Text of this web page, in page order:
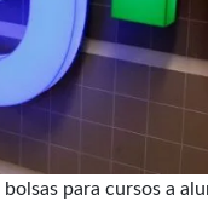
para cursos a